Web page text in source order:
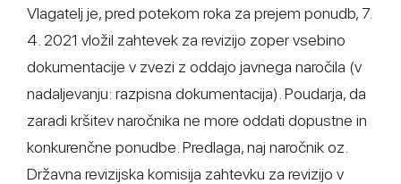
Vlagatelj je, pred potekom roka za prejem ponudb, 7.
4. 2021 vložil zahtevek za revizijo zoper vsebino
dokumentacije v zvezi z oddajo javnega naročila (v
nadaljevanju: razpisna dokumentacija). Poudarja, da
zaradi kršitev naročnika ne more oddati dopustne in
konkurenčne ponudbe. Predlaga, naj naročnik oz.
Državna revizijska komisija zahtevku za revizijo v